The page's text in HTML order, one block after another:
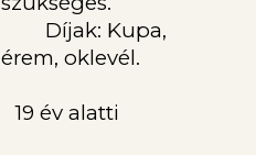
Díjak: Kupa,
érem, oklevél.
19 év alatti